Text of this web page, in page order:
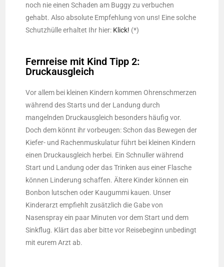
noch nie einen Schaden am Buggy zu verbuchen
gehabt. Also absolute Empfehlung von uns! Eine solche
Schutzhülle erhaltet Ihr hier: Klick! (*)
Fernreise mit Kind Tipp 2:
Druckausgleich
Vor allem bei kleinen Kindern kommen Ohrenschmerzen
während des Starts und der Landung durch
mangelnden Druckausgleich besonders häufig vor.
Doch dem könnt ihr vorbeugen: Schon das Bewegen der
Kiefer- und Rachenmuskulatur führt bei kleinen Kindern
einen Druckausgleich herbei. Ein Schnuller während
Start und Landung oder das Trinken aus einer Flasche
können Linderung schaffen. Ältere Kinder können ein
Bonbon lutschen oder Kaugummi kauen. Unser
Kinderarzt empfiehlt zusätzlich die Gabe von
Nasenspray ein paar Minuten vor dem Start und dem
Sinkflug. Klärt das aber bitte vor Reisebeginn unbedingt
mit eurem Arzt ab.